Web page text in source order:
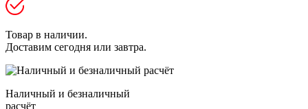
Товар в наличии.
Доставим сегодня или завтра.
Наличный и безналичный
расчёт